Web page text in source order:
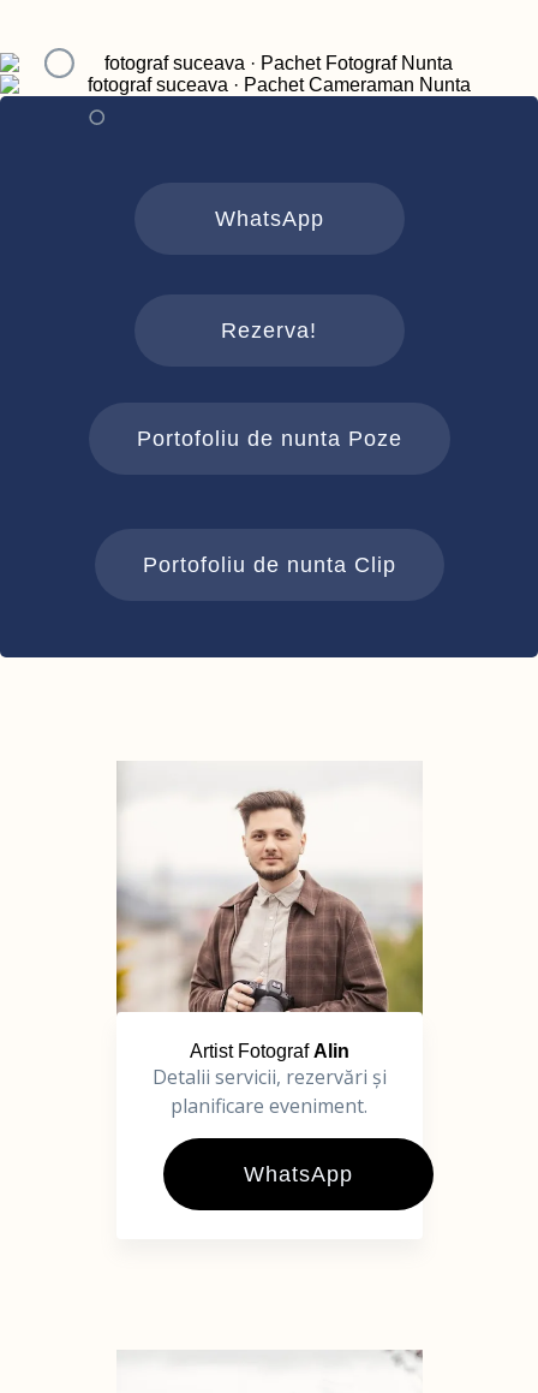
WhatsApp
Rezerva!
Portofoliu de nunta Poze
Portofoliu de nunta Clip
Artist FotografAlin
Detalii servicii, rezervări și
planificare eveniment.
WhatsApp